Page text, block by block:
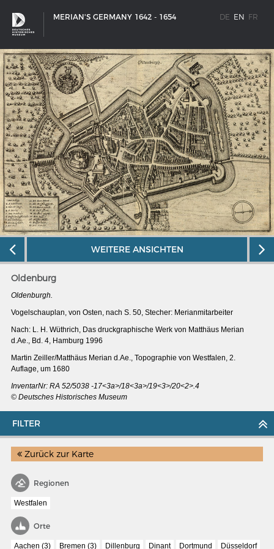
MERIAN'S GERMANY 1642 - 1654 DE EN FR
SHIP TYPES
Interaktive Karte
Imprint
FILTER
Zurück zur Karte
Regionen
Westfalen
Orte
Aachen (3) Bremen (3) Dillenburg Dinant Dortmund Düsseldorf
WEITERE ANSICHTEN
Oldenburg
Oldenburgh.
Vogelschauplan, von Osten, nach S. 50, Stecher: Merianmitarbeiter
Nach: L. H. Wüthrich, Das druckgraphische Werk von Matthäus Merian
d.Ae., Bd. 4, Hamburg 1996
Martin Zeiller/Matthäus Merian d.Ae., Topographie von Westfalen, 2.
Auflage, um 1680
InventarNr: RA 52/5038 -17<3a>/18<3a>/19<3>/20<2>.4
© Deutsches Historisches Museum